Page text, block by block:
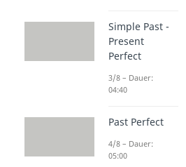
Simple Past -
Present
Perfect
3/8 – Dauer:
04:40
Past Perfect
4/8 – Dauer:
05:00